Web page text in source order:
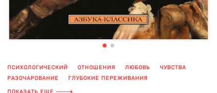
ПСИХОЛОГИЧЕСКИЙ ОТНОШЕНИЯ ЛЮБОВЬ
ЧУВСТВА
РАЗОЧАРОВАНИЕ
ГЛУБОКИЕ ПЕРЕЖИВАНИЯ
В ПОИСКАХ СЧАСТЬЯ